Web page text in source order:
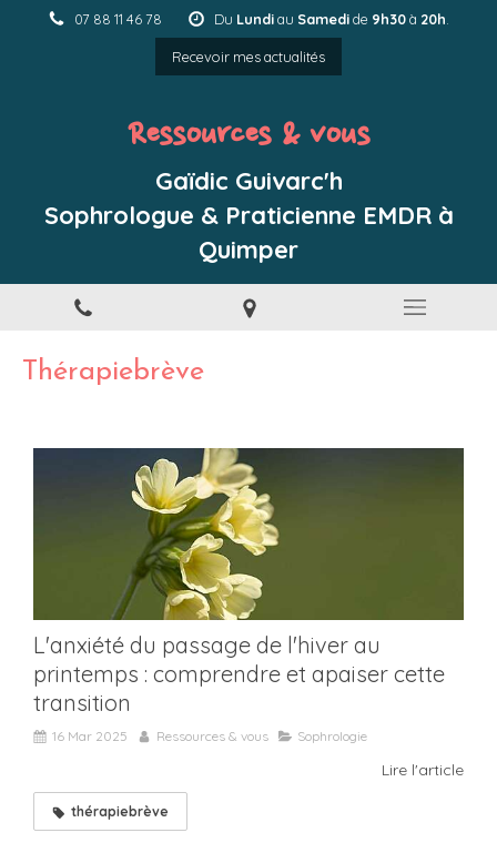
07 88 11 46 78 Du Lundiau Samedide 9h30à 20h
Recevoir mes actualités
Ressources & vous
Gaïdic Guivarc'h
Sophrologue & Praticienne EMDR à
Quimper
Thérapiebrève
L'anxiété du passage de l'hiver au
printemps : comprendre et apaiser cette
transition
16 Mar 2025 Ressources & vous Sophrologie
Lire l'article
thérapiebrève